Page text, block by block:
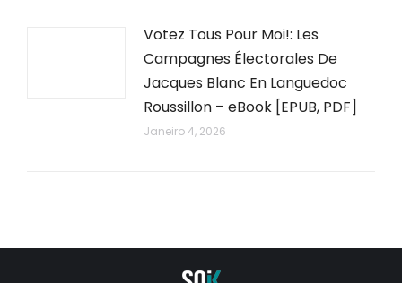
Votez Tous Pour Moi!: Les
Campagnes Électorales De
Jacques Blanc En Languedoc
Roussillon – eBook [EPUB, PDF]
Janeiro 4, 2026